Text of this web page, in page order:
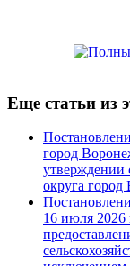
Еще статьи из
город
утверждении
округа город
16 июля 2026